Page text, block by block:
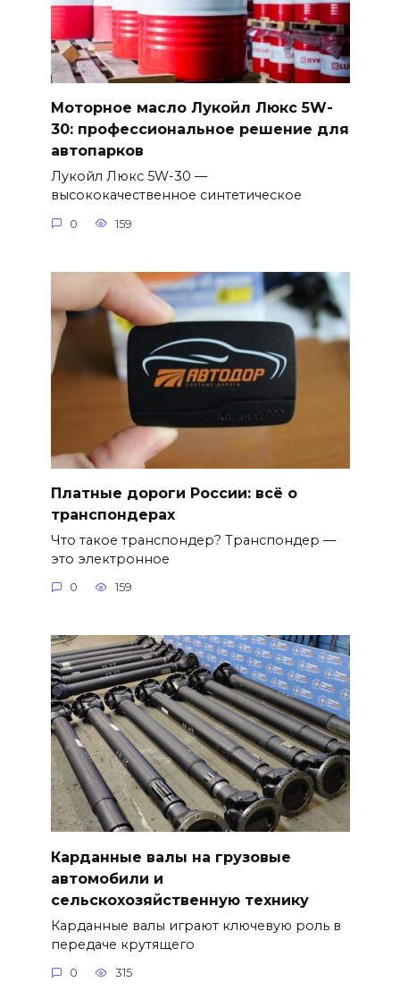
Моторное масло Лукойл Люкс 5W-
30: профессиональное решение для
автопарков
Лукойл Люкс 5W-30 —
высококачественное синтетическое
0 159
Платные дороги России: всё о
транспондерах
Что такое транспондер? Транспондер —
это электронное
0 159
Карданные валы на грузовые
автомобили и
сельскохозяйственную технику
Карданные валы играют ключевую роль в
передаче крутящего
0 315